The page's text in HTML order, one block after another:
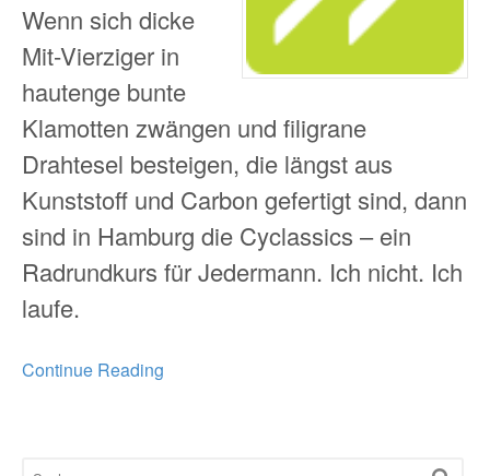
Wenn sich dicke
Mit-Vierziger in
hautenge bunte
Klamotten zwängen und filigrane
Drahtesel besteigen, die längst aus
Kunststoff und Carbon gefertigt sind, dann
sind in Hamburg die Cyclassics – ein
Radrundkurs für Jedermann. Ich nicht. Ich
laufe.
Continue Reading